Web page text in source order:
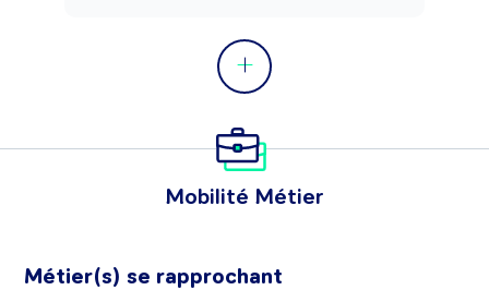
Mobilité Métier
Métier(s) se rapprochant